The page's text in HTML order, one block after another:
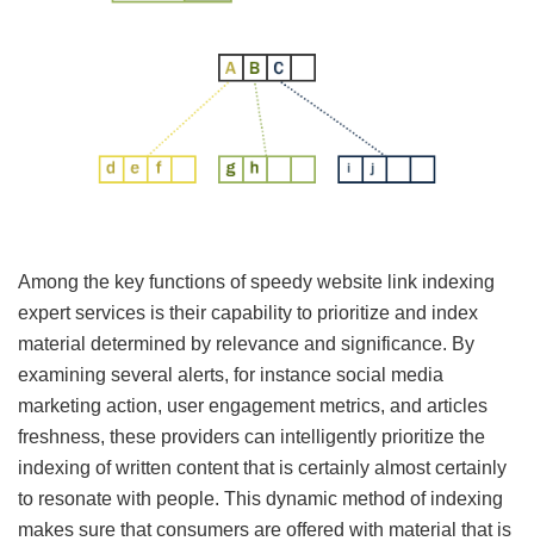
Among the key functions of speedy website link indexing
expert services is their capability to prioritize and index
material determined by relevance and significance. By
examining several alerts, for instance social media
marketing action, user engagement metrics, and articles
freshness, these providers can intelligently prioritize the
indexing of written content that is certainly almost certainly
to resonate with people. This dynamic method of indexing
makes sure that consumers are offered with material that is